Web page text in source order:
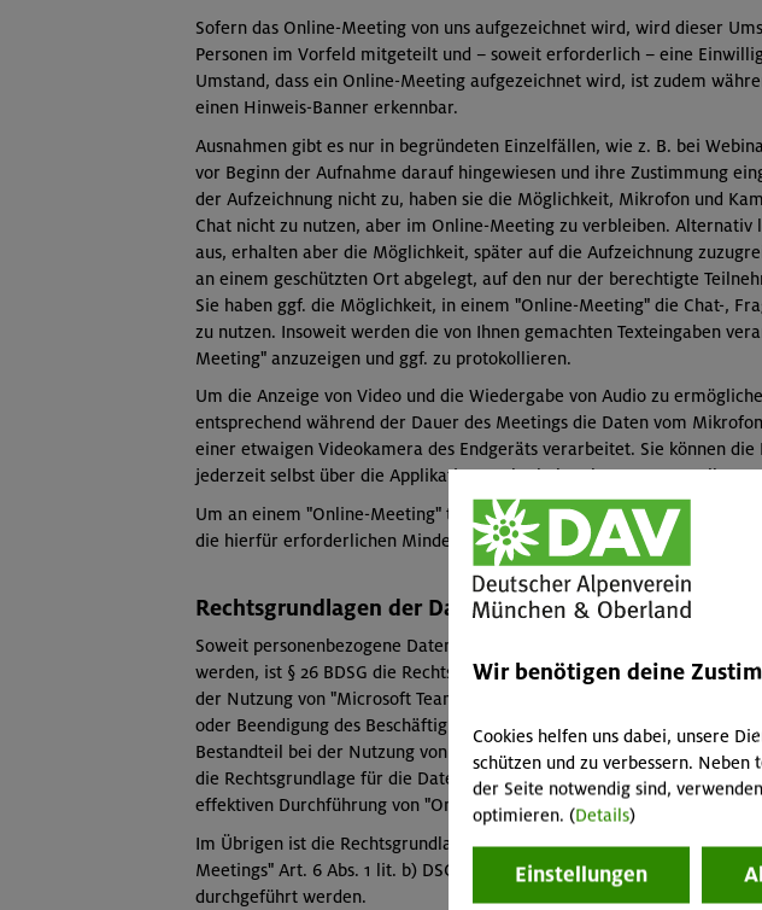
Sofern das Online-Meeting von uns aufgezeichnet wird, wird dieser
Personen im Vorfeld mitgeteilt und – soweit erforderlich – eine
Umstand, dass ein Online-Meeting aufgezeichnet wird, ist zudem
einen Hinweis-Banner erkennbar.
Ausnahmen gibt es nur in begründeten Einzelfällen, wie z. B. bei
vor Beginn der Aufnahme darauf hingewiesen und ihre Zustimmung
der Aufzeichnung nicht zu, haben sie die Möglichkeit, Mikrofon und
Chat nicht zu nutzen, aber im Online-Meeting zu verbleiben. Alternativ
aus, erhalten aber die Möglichkeit, später auf die Aufzeichnung
an einem geschützten Ort abgelegt, auf den nur der berechtigte
Sie haben ggf. die Möglichkeit, in einem "Online-Meeting" die Chat-,
zu nutzen. Insoweit werden die von Ihnen gemachten Texteingaben
Meeting" anzuzeigen und ggf. zu protokollieren.
Um die Anzeige von Video und die Wiedergabe von Audio zu
entsprechend während der Dauer des Meetings die Daten vom
einer etwaigen Videokamera des Endgeräts verarbeitet. Sie können
jederzeit selbst über die Applikationen abschalten bzw. stummstellen.
Um an einem "Online-Meeting" teilzunehmen bzw. den "Meeting-Raum"
die hierfür erforderlichen Mindestangaben machen.
Rechtsgrundlagen der Datenverarbeitung
Soweit personenbezogene Daten von Beschäftigten der Sektion
werden, ist § 26 BDSG die Rechtsgrundlage der Datenverarbeitung.
der Nutzung von "Microsoft Teams" personenbezogene Daten nicht für
oder Beendigung des Beschäftigungsverhältnisses erforderlich,
Bestandteil bei der Nutzung von "Microsoft Teams" sein, so ist Art. 6 Abs.
die Rechtsgrundlage für die Datenverarbeitung. Unser Interesse besteht
effektiven Durchführung von "Online-Meetings".
Im Übrigen ist die Rechtsgrundlage für die Datenverarbeitung bei der
Meetings" Art. 6 Abs. 1 lit. b) DSGVO, soweit die Meetings im Rahmen
durchgeführt werden.
Wir benötigen deine
Cookies helfen uns dabei, unsere
schützen und zu verbessern.
der Seite notwendig sind,
optimieren. (Details)
Einstellungen